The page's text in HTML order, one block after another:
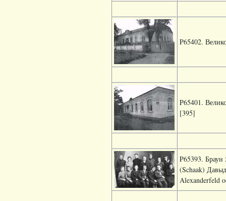
P65402.
P65401.
[395]
P65393. Браун
(Schaak)
Alexanderfeld